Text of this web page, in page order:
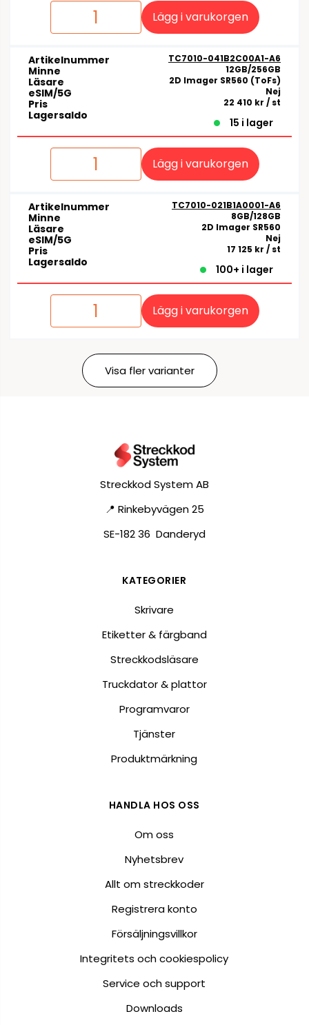
Lägg i varukorgen
Artikelnummer TC7010-041B2C00A1-A6
Minne 12GB/256GB
Läsare 2D Imager SR560 (ToFs)
eSIM/5G Nej
Pris 22 410 kr / st
Lagersaldo
15 i lager
Lägg i varukorgen
Artikelnummer TC7010-021B1A0001-A6
Minne 8GB/128GB
Läsare 2D Imager SR560
eSIM/5G Nej
Pris 17 125 kr / st
Lagersaldo
100+ i lager
Lägg i varukorgen
Visa fler varianter
Streckkod System AB
📍 Rinkebyvägen 25
SE-182 36 Danderyd
KATEGORIER
Skrivare
Etiketter & färgband
Streckkodsläsare
Truckdator & plattor
Programvaror
Tjänster
Produktmärkning
HANDLA HOS OSS
Om oss
Nyhetsbrev
Allt om streckkoder
Registrera konto
Försäljningsvillkor
Integritets och cookiespolicy
Service och support
Downloads